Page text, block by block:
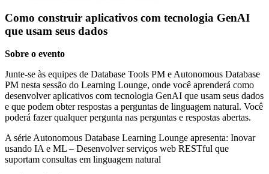
Como construir aplicativos com tecnologia GenAI
que usam seus dados
Sobre o evento
Junte-se às equipes de Database Tools PM e Autonomous Database
PM nesta sessão do Learning Lounge, onde você aprenderá como
desenvolver aplicativos com tecnologia GenAI que usam seus dados
e que podem obter respostas a perguntas de linguagem natural. Você
poderá fazer qualquer pergunta nas perguntas e respostas abertas.
A série Autonomous Database Learning Lounge apresenta: Inovar
usando IA e ML – Desenvolver serviços web RESTful que
suportam consultas em linguagem natural